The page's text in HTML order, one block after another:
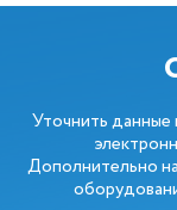
Уточнить
Дополнительно